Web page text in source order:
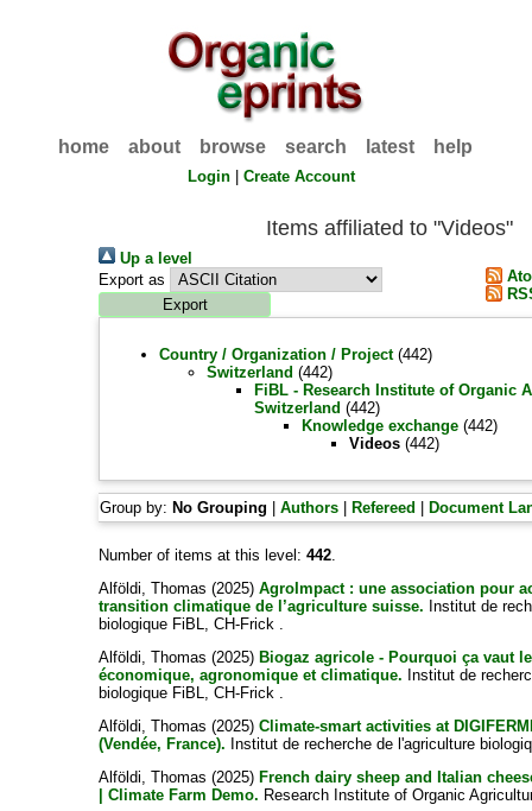
home about browse search latest help
Login |Create Account
Items affiliated to "Videos"
Up a level
Export as
Country / Organization / Project(442)
Switzerland (442)
FiBL - Research Institute of Organic
Switzerland (442)
Knowledge exchange (442)
Videos (442)
Group by: No Grouping |Authors Refereed Document
Number of items at this level:442.
Alföldi, Thomas (2025)AgroImpact : une association pour
transition climatique de l’agriculture suisse. Institut de
biologique FiBL, CH-Frick .
Alföldi, Thomas (2025) Biogaz agricole - Pourquoi ça vaut
économique, agronomique et climatique. Institut de
biologique FiBL, CH-Frick .
Alföldi, Thomas (2025)Climate-smart activities at
(Vendée, France). Institut de recherche de l'agriculture
Alföldi, Thomas (2025) French dairy sheep and Italian
| Climate Farm Demo. Research Institute of Organic